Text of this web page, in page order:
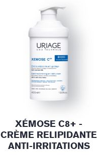
XÉMOSE C8+ -
CRÈME RELIPIDANTE
ANTI-IRRITATIONS